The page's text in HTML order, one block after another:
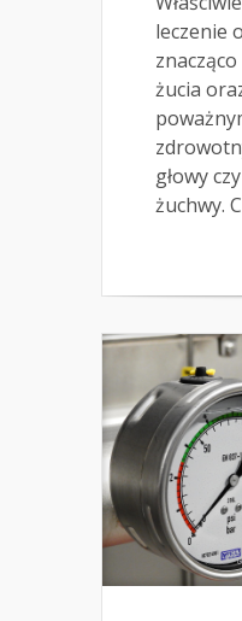
leczenie
żucia
głowy
żuchwy.